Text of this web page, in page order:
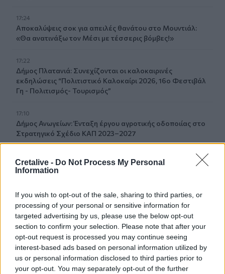
Cretalive - Do Not Process My Personal
Information
If you wish to opt-out of the sale, sharing to third parties, or
processing of your personal or sensitive information for
targeted advertising by us, please use the below opt-out
section to confirm your selection. Please note that after your
opt-out request is processed you may continue seeing
interest-based ads based on personal information utilized by
us or personal information disclosed to third parties prior to
your opt-out. You may separately opt-out of the further
17:24
Aποκαλύψεις σοκ για απειλές θανάτου στο Μουντιάλ:
«Θα ανατινάξω τον Μέσι με τέσσερις βόμβες!»
17:22
Δήμος Πλατανιά: Συνεχίζονται οι καλοκαιρινές
εκδηλώσεις “Πολιτιστικό Καλοκαίρι 2026, 16ο Φεστιβάλ
Γη - Πολιτισμός- Τουρισμός”
17:10
Δήμος Ανωγείων: Ένταξη έργου αγροτικής οδοποιίας στο
Στρατηγικό Σχέδιο ΚΑΠ 2023–2027
Σε κατάσταση κινητοποίησης αύριο Σάββατο η Κρήτη
λόγω πολύ υψηλού κινδύνου πυρκαγιάς
16:55
Οι τουαλέτες στην Κνωσό και η μπάρα στο φαράγγι της
Σαμαριάς!
16:51
Γ. Πλακιωτάκης: Συνεχίζεται η αναβάθμιση των σχολικών
μονάδων στο Λασίθι